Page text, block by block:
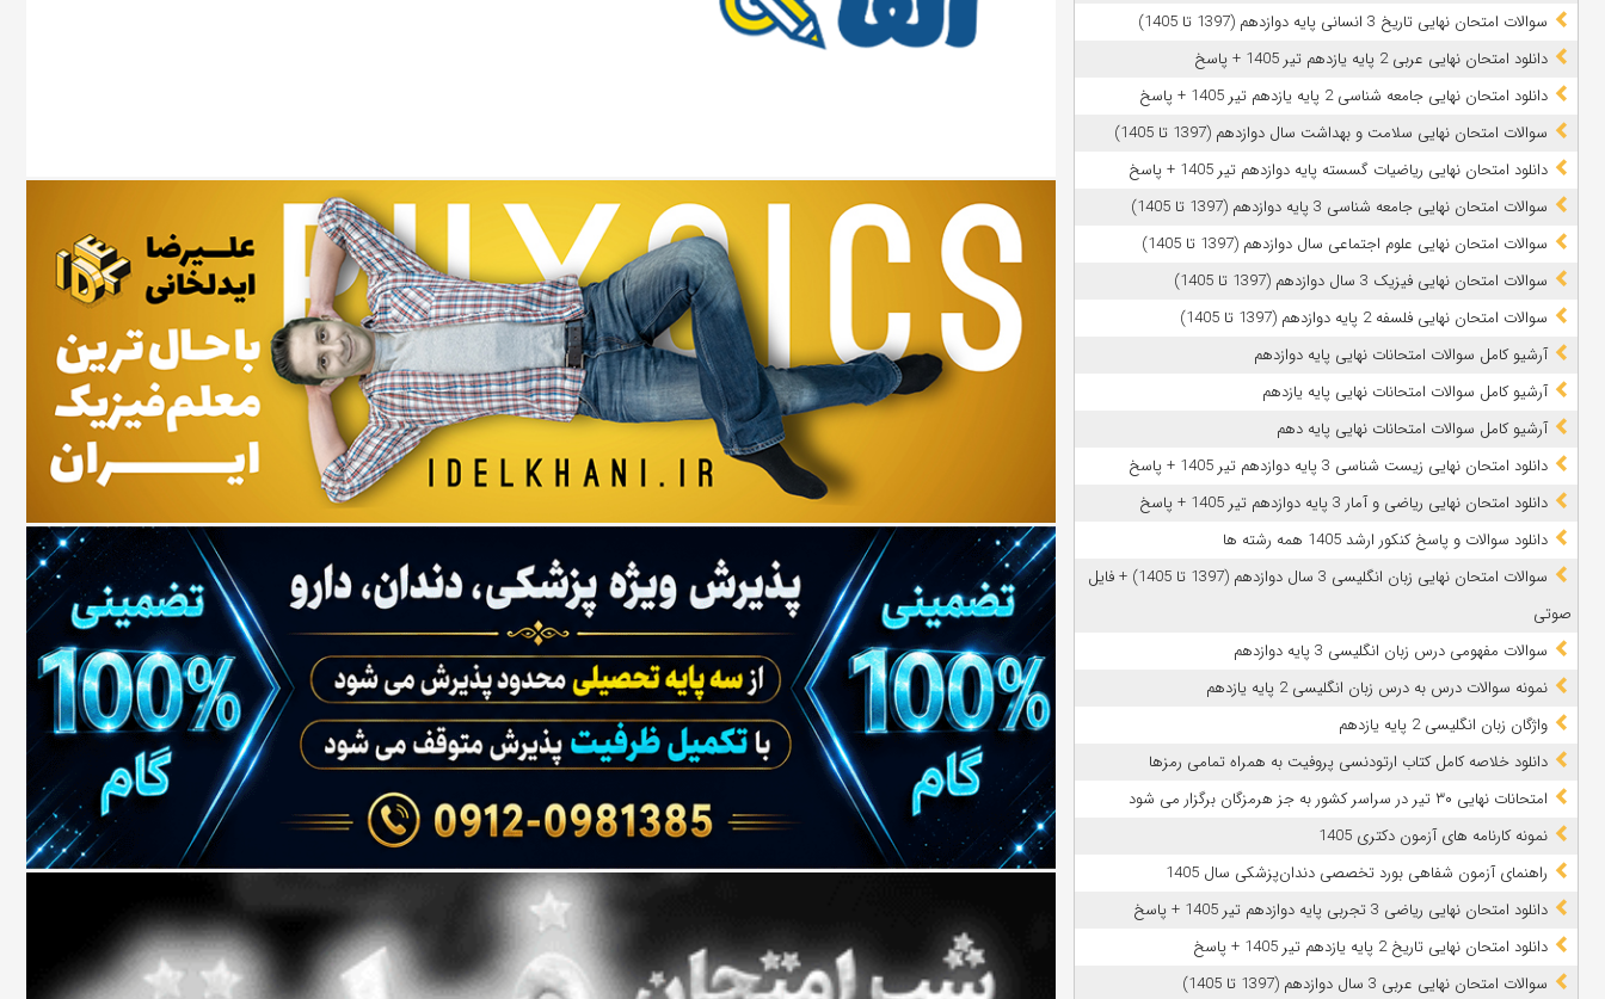
سوالات امتحان نهایی تاریخ 3 انسانی پایه دوازدهم (1397 تا 1405)
دانلود امتحان نهایی عربی 2 پایه یازدهم تیر 1405 + پاسخ
دانلود امتحان نهایی جامعه شناسی 2 پایه یازدهم تیر 1405 + پاسخ
سوالات امتحان نهایی سلامت و بهداشت سال دوازدهم (1397 تا 1405)
دانلود امتحان نهایی ریاضیات گسسته پایه دوازدهم تیر 1405 + پاسخ
سوالات امتحان نهایی جامعه شناسی 3 پایه دوازدهم (1397 تا 1405)
سوالات امتحان نهایی علوم اجتماعی سال دوازدهم (1397 تا 1405)
سوالات امتحان نهایی فیزیک 3 سال دوازدهم (1397 تا 1405)
سوالات امتحان نهایی فلسفه 2 پایه دوازدهم (1397 تا 1405)
آرشیو کامل سوالات امتحانات نهایی پایه دوازدهم
آرشیو کامل سوالات امتحانات نهایی پایه یازدهم
آرشیو کامل سوالات امتحانات نهایی پایه دهم
دانلود امتحان نهایی زیست شناسی 3 پایه دوازدهم تیر 1405 + پاسخ
دانلود امتحان نهایی ریاضی و آمار 3 پایه دوازدهم تیر 1405 + پاسخ
دانلود سوالات و پاسخ کنکور ارشد 1405 همه رشته ها
سوالات امتحان نهایی زبان انگلیسی 3 سال دوازدهم (1397 تا 1405) + فایل
صوتی
سوالات مفهومی درس زبان انگلیسی 3 پایه دوازدهم
نمونه سوالات درس به درس زبان انگلیسی 2 پایه یازدهم
واژگان زبان انگلیسی 2 پایه یازدهم
دانلود خلاصه کامل کتاب ارتودنسی پروفیت به همراه تمامی رمزها
امتحانات نهایی ۳۰ تیر در سراسر کشور به جز هرمزگان برگزار می شود
نمونه کارنامه های آزمون دکتری 1405
راهنمای آزمون شفاهی بورد تخصصی دندان‌پزشکی سال 1405
دانلود امتحان نهایی ریاضی 3 تجربی پایه دوازدهم تیر 1405 + پاسخ
دانلود امتحان نهایی تاریخ 2 پایه یازدهم تیر 1405 + پاسخ
سوالات امتحان نهایی عربی 3 سال دوازدهم (1397 تا 1405)